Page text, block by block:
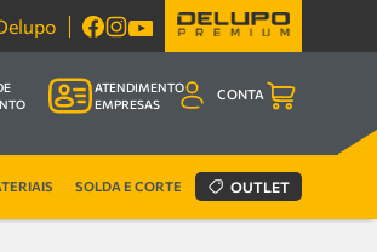
ATENDIMENTO
EMPRESAS
CONTA
SOLDA E CORTE OUTLET